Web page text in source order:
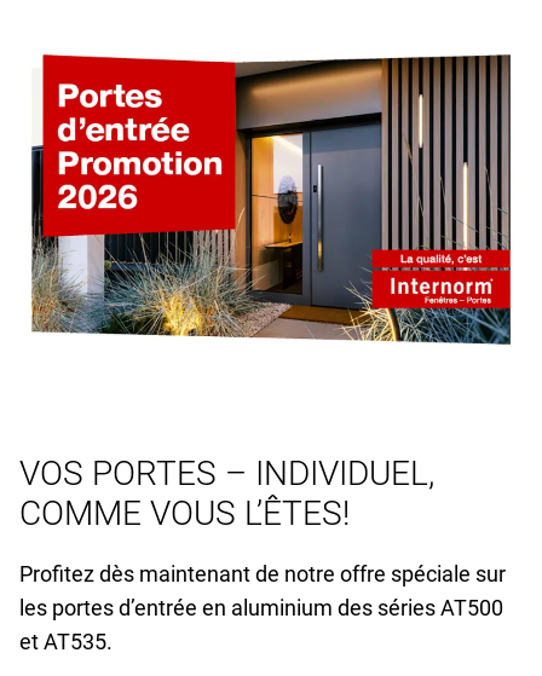
VOS PORTES – INDIVIDUEL,
COMME VOUS L’ÊTES!
Profitez dès maintenant de notre offre spéciale sur
les portes d’entrée en aluminium des séries AT500
et AT535.